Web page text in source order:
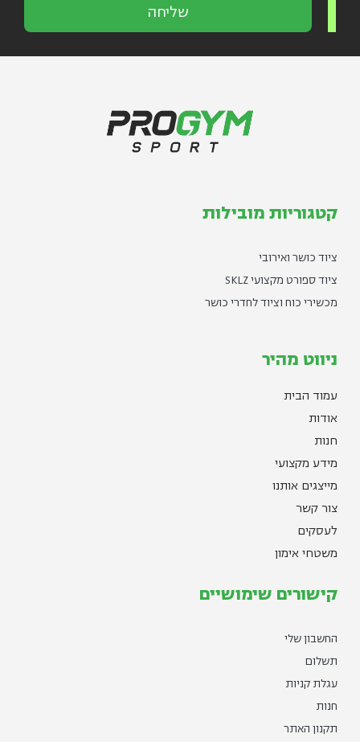
שליחה
קטגוריות מובילות
ציוד כושר ואירובי
ציוד ספורט מקצועי SKLZ
מכשירי כוח וציוד לחדרי כושר
ניווט מהיר
עמוד הבית
אודות
חנות
מידע מקצועי
מייצגים אותנו
צור קשר
לעסקים
משטחי אימון
קישורים שימושיים
החשבון שלי
תשלום
עגלת קניות
חנות
תקנון האתר